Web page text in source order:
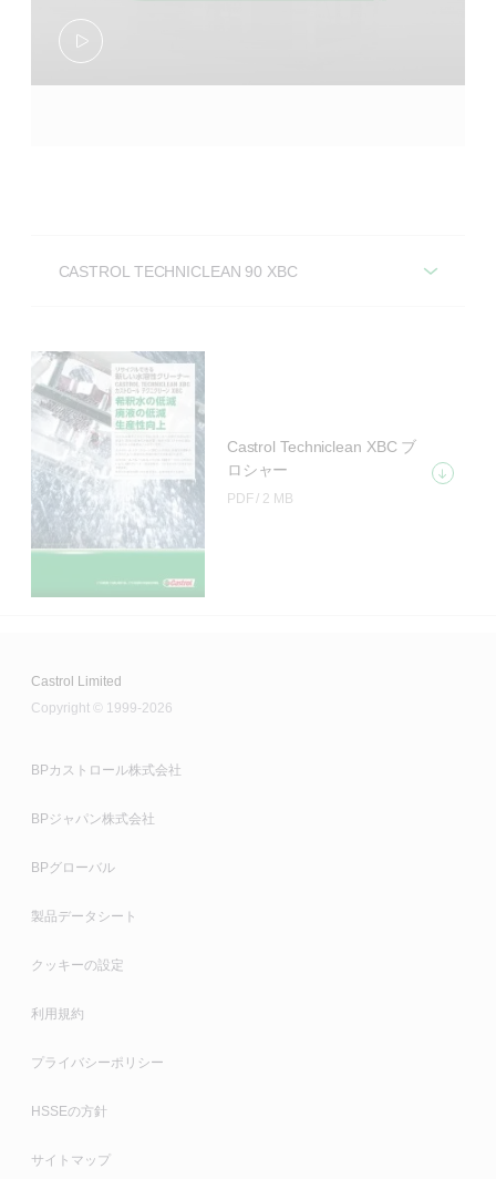
CASTROL TECHNICLEAN 90 XBC
この製品には、ホウ素やホルムアルデヒド放出型殺菌
剤、モノエタノールアミン（MEA）は配合しません。
Techniclean 90 XBCは、広範な温度範囲で低泡性で
す。
広い洗浄機に最適です。抗乳化性に優れて容易に混入
Techniclean 90 XBCは、Castrol Alusol & Hysol XBB水
溶性切削液との完璧な適合性を考慮して開発されてい
後の洗浄液を切削液システムにリサイクルして戻すこ
浄工程のコストを大幅に削減できます。
Castrol Techniclean XBC ブ
ロシャー
PDF / 2 MB
Castrol Limited
Copyright © 1999-2026
BPカストロール株式会社
BPジャパン株式会社
BPグローバル
製品データシート
クッキーの設定
利用規約
プライバシーポリシー
HSSEの方針
サイトマップ